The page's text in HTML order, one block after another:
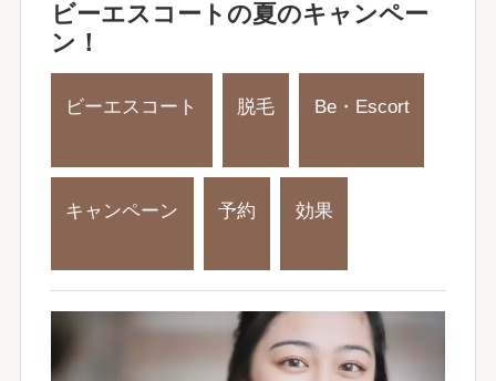
ビーエスコートの夏のキャンペー
ン！
ビーエスコート 脱毛 Be・Escort
キャンペーン 予約 効果